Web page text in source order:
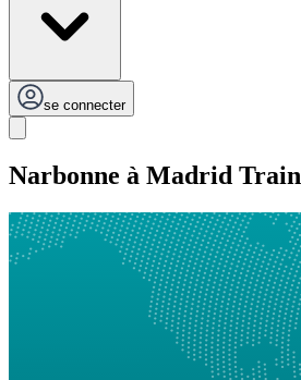
se connecter
Narbonne à Madrid Train